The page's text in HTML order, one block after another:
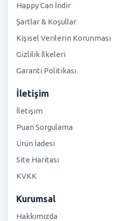
Happy Can İndir
Şartlar & Koşullar
Kişisel Verilerin Korunması
Gizlilik İlkeleri
Garanti Politikası
İletişim
İletişim
Puan Sorgulama
Ürün İadesi
Site Haritası
KVKK
Kurumsal
Hakkımızda